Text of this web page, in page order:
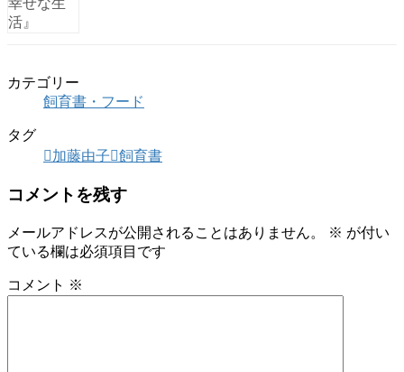
カテゴリー
飼育書・フード
タグ
加藤由子
飼育書
コメントを残す
メールアドレスが公開されることはありません。 ※ が付い
ている欄は必須項目です
コメント ※